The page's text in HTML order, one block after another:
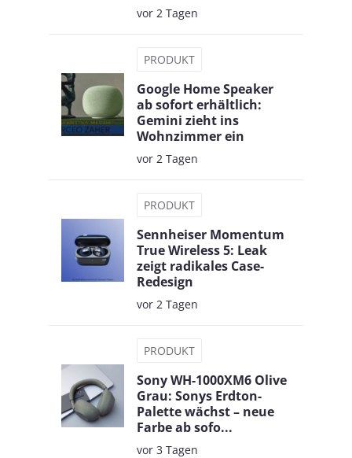
vor 2 Tagen
PRODUKT
Google Home Speaker
ab sofort erhältlich:
Gemini zieht ins
Wohnzimmer ein
vor 2 Tagen
PRODUKT
Sennheiser Momentum
True Wireless 5: Leak
zeigt radikales Case-
Redesign
vor 2 Tagen
PRODUKT
Sony WH-1000XM6 Olive
Grau: Sonys Erdton-
Palette wächst – neue
Farbe ab sofo...
vor 3 Tagen